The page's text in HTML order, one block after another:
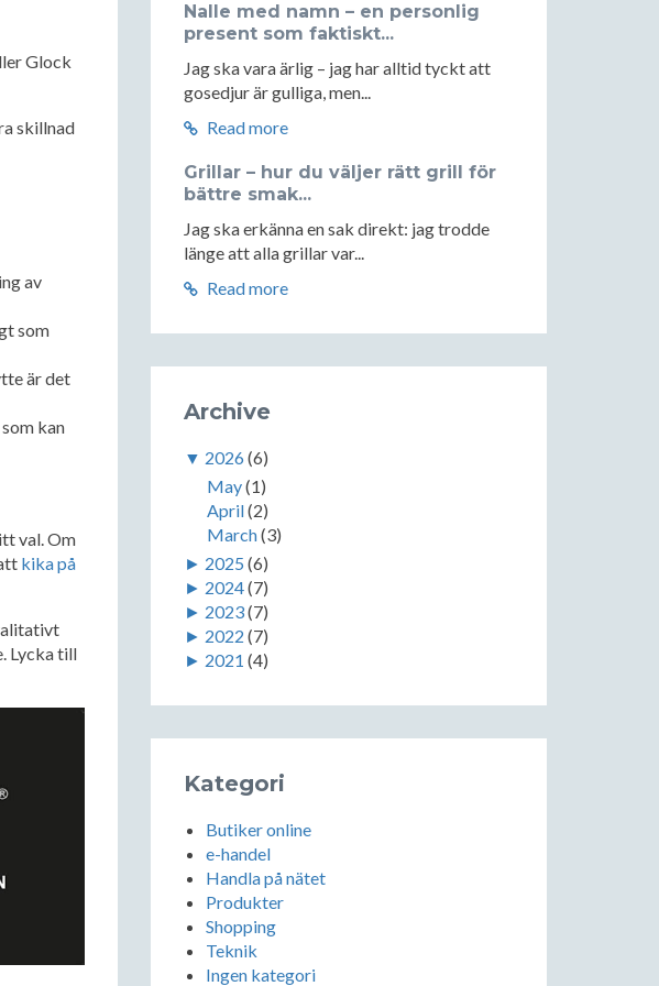
Glock
skillnad
av
som
är det
kan
val. Om
kika på
Lycka till
Nalle med namn – en personlig
present som faktiskt...
Jag ska vara ärlig – jag har alltid tyckt att
gosedjur är gulliga, men...
Read more
Grillar – hur du väljer rätt grill för
bättre smak...
Jag ska erkänna en sak direkt: jag trodde
länge att alla grillar var...
Read more
Archive
▼ 2026(6)
May(1)
April(2)
March(3)
► 2025 (6)
► 2024(7)
► 2023(7)
► 2022 (7)
► 2021 (4)
Kategori
Butiker online
e-handel
Handla på nätet
Produkter
Shopping
Teknik
Ingen kategori